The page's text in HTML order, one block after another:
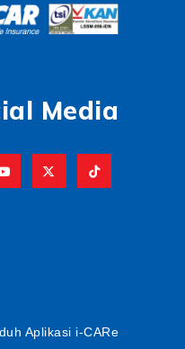
Media
Aplikasi i-CARe